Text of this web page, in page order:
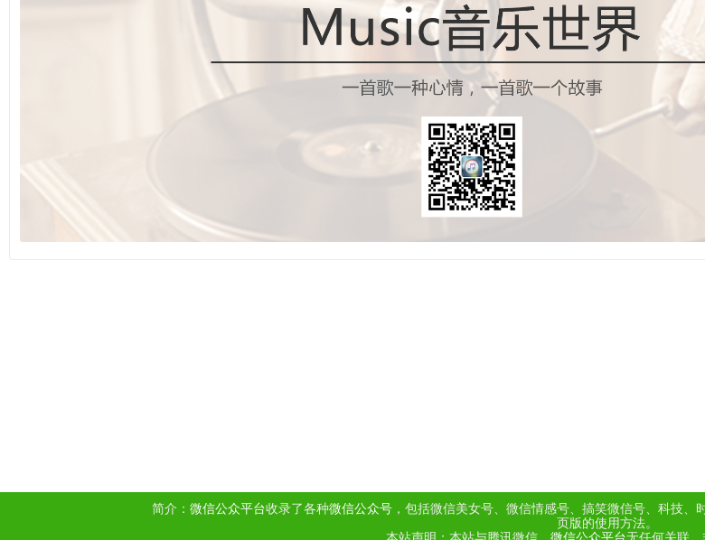
简介： 微信公众平台收录了各种微信公众号 ，包括微信美女号、微信情感号、搞笑微信号、科技
页版的使用方法。
本站声明：本站与腾讯微信、 微信公众平台无任何关联，